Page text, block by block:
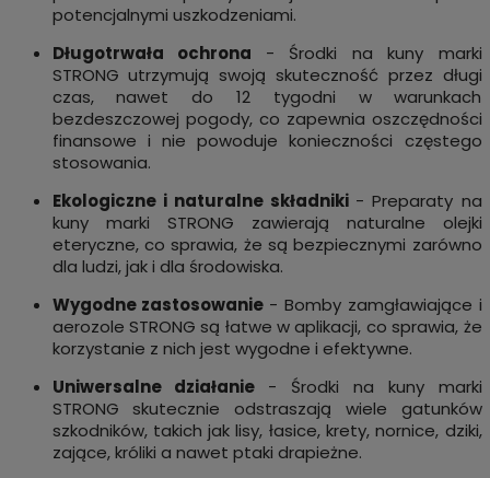
potencjalnymi uszkodzeniami.
Długotrwała ochrona - Środki na kuny marki
STRONG utrzymują swoją skuteczność przez długi
czas, nawet do 12 tygodni w warunkach
bezdeszczowej pogody, co zapewnia oszczędności
finansowe i nie powoduje konieczności częstego
stosowania.
Ekologiczne i naturalne składniki - Preparaty na
kuny marki STRONG zawierają naturalne olejki
eteryczne, co sprawia, że są bezpiecznymi zarówno
dla ludzi, jak i dla środowiska.
Wygodne zastosowanie - Bomby zamgławiające i
aerozole STRONG są łatwe w aplikacji, co sprawia, że
korzystanie z nich jest wygodne i efektywne.
Uniwersalne działanie - Środki na kuny marki
STRONG skutecznie odstraszają wiele gatunków
szkodników, takich jak lisy, łasice, krety, nornice, dziki,
zające, króliki a nawet ptaki drapieżne.